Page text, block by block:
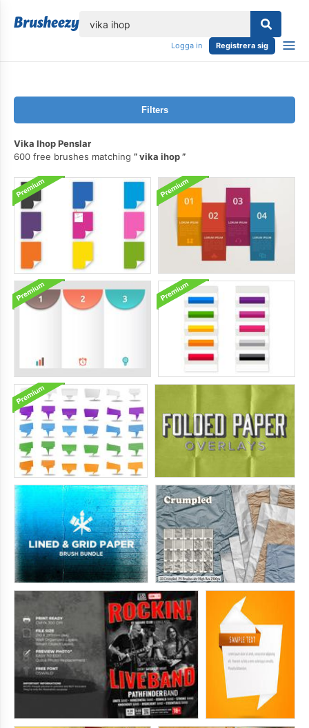
Logga in Registrera sig
Filters
Vika Ihop Penslar
600 free brushes matching
vika ihop